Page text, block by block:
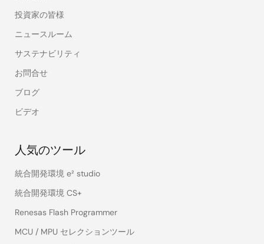
投資家の皆様
ニュースルーム
サステナビリティ
お問合せ
ブログ
ビデオ
人気のツール
統合開発環境 e² studio
統合開発環境 CS+
Renesas Flash Programmer
MCU / MPU セレクションツール